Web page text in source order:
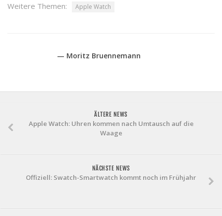
Weitere Themen: Apple Watch
— Moritz Bruennemann
ÄLTERE NEWS
Apple Watch: Uhren kommen nach Umtausch auf die
Waage
NÄCHSTE NEWS
Offiziell: Swatch-Smartwatch kommt noch im Frühjahr